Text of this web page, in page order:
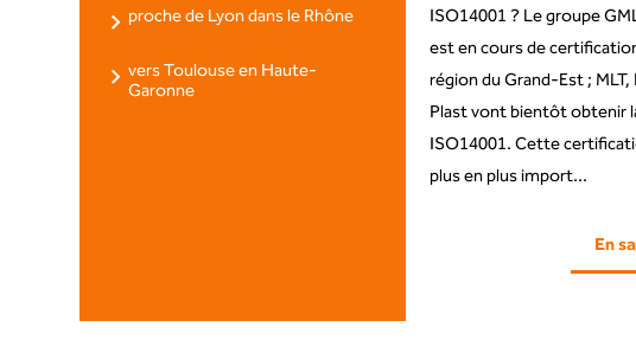
proche de Lyon dans le Rhône
vers Toulouse en Haute-
Garonne
ISO14001 ? Le groupe
est en cours de
région du Grand-Est ;
Plast vont bientôt obtenir
ISO14001. Cette
plus en plus import...
En